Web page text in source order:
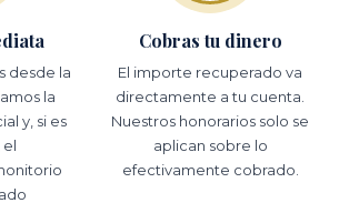
desde la
la
y, si es
el
Cobras tu dinero
El importe recuperado va
directamente a tu cuenta.
Nuestros honorarios solo se
aplican sobre lo
efectivamente cobrado.